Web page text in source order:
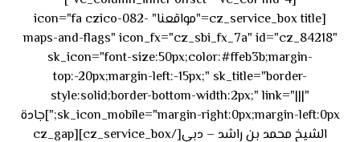
[cz_service_box title="مواقعنا" icon="fa czico-082-
maps-and-flags" icon_fx="cz_sbi_fx_7a" id="cz_84218"
sk_icon="font-size:50px;color:#ffeb3b;margin-
top:-20px;margin-left:-15px;" sk_title="border-
style:solid;border-bottom-width:2px;" link="|||"
sk_icon_mobile="margin-right:0px;margin-left:0px;"]جادة
الشيخ محمد بن راشد – دبي[/cz_service_box][cz_gap